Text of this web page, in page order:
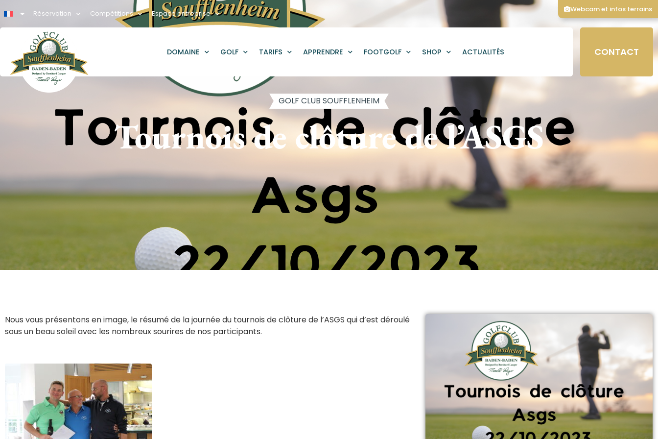
Réservation Compétitions Espace entreprise
DOMAINE GOLF TARIFS APPRENDRE FOOTGOLF SHOP ACTUALITÉS CONTACT
GOLF CLUB SOUFFLENHEIM
Tournois de clôture de l’ASGS
Nous vous présentons en image, le résumé de la journée du tournois de clôture de l’ASGS qui d’est déroulé
sous un beau soleil avec les nombreux sourires de nos participants.
Webcam et infos terrains